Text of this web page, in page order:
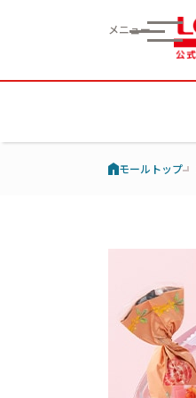
メニュー
モールトップ